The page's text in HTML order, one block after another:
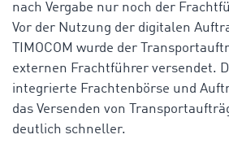
nach Vergabe nur noch der
Vor der Nutzung der digitalen
TIMOCOM wurde der
externen Frachtführer versendet.
integrierte Frachtenbörse und
das Versenden von
deutlich schneller.